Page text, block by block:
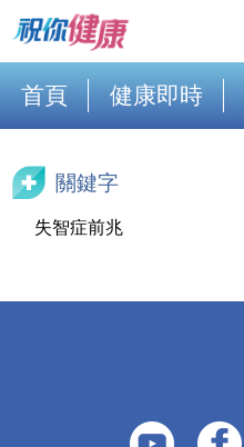
首頁 健康即時
關鍵字
失智症前兆